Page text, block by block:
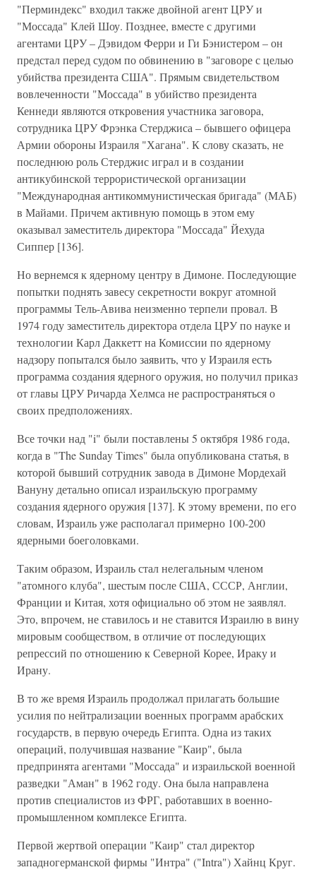
"Перминдекс" входил также двойной агент ЦРУ и
"Моссада" Клей Шоу. Позднее, вместе с другими
агентами ЦРУ – Дэвидом Ферри и Ги Бэнистером – он
предстал перед судом по обвинению в "заговоре с целью
убийства президента США". Прямым свидетельством
вовлеченности "Моссада" в убийство президента
Кеннеди являются откровения участника заговора,
сотрудника ЦРУ Фрэнка Стерджиса – бывшего офицера
Армии обороны Израиля "Хагана". К слову сказать, не
последнюю роль Стерджис играл и в создании
антикубинской террористической организации
"Международная антикоммунистическая бригада" (МАБ)
в Майами. Причем активную помощь в этом ему
оказывал заместитель директора "Моссада" Йехуда
Сиппер [136].
Но вернемся к ядерному центру в Димоне. Последующие
попытки поднять завесу секретности вокруг атомной
программы Тель-Авива неизменно терпели провал. В
1974 году заместитель директора отдела ЦРУ по науке и
технологии Карл Даккетт на Комиссии по ядерному
надзору попытался было заявить, что у Израиля есть
программа создания ядерного оружия, но получил приказ
от главы ЦРУ Ричарда Хелмса не распространяться о
своих предположениях.
Все точки над "i" были поставлены 5 октября 1986 года,
когда в "The Sunday Times" была опубликована статья, в
которой бывший сотрудник завода в Димоне Мордехай
Вануну детально описал израильскую программу
создания ядерного оружия [137]. К этому времени, по его
словам, Израиль уже располагал примерно 100-200
ядерными боеголовками.
Таким образом, Израиль стал нелегальным членом
"атомного клуба", шестым после США, СССР, Англии,
Франции и Китая, хотя официально об этом не заявлял.
Это, впрочем, не ставилось и не ставится Израилю в вину
мировым сообществом, в отличие от последующих
репрессий по отношению к Северной Корее, Ираку и
Ирану.
В то же время Израиль продолжал прилагать большие
усилия по нейтрализации военных программ арабских
государств, в первую очередь Египта. Одна из таких
операций, получившая название "Каир", была
предпринята агентами "Моссада" и израильской военной
разведки "Аман" в 1962 году. Она была направлена
против специалистов из ФРГ, работавших в военно-
промышленном комплексе Египта.
Первой жертвой операции "Каир" стал директор
западногерманской фирмы "Интра" ("Intra") Хайнц Круг.